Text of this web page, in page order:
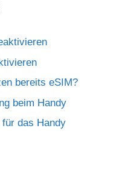
bereits eSIM?
beim Handy
das Handy